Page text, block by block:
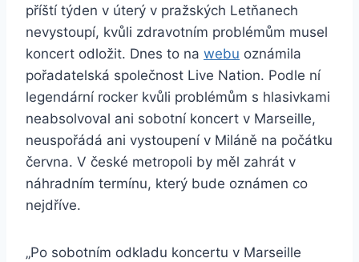
příští týden v úterý v pražských Letňanech
nevystoupí, kvůli zdravotním problémům musel
koncert odložit. Dnes to na webu oznámila
pořadatelská společnost Live Nation. Podle ní
legendární rocker kvůli problémům s hlasivkami
neabsolvoval ani sobotní koncert v Marseille,
neuspořádá ani vystoupení v Miláně na počátku
června. V české metropoli by měl zahrát v
náhradním termínu, který bude oznámen co
nejdříve.
„Po sobotním odkladu koncertu v Marseille